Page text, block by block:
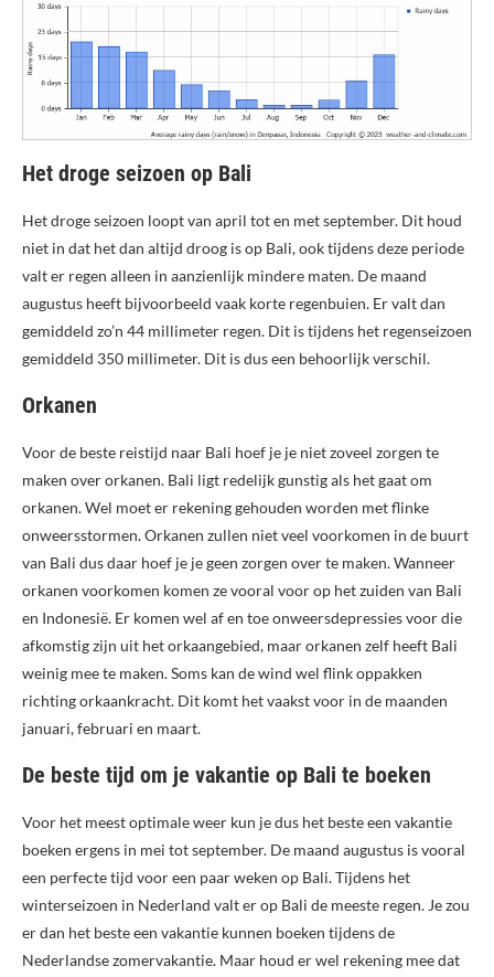
Het droge seizoen op Bali
Het droge seizoen loopt van april tot en met september. Dit houd
niet in dat het dan altijd droog is op Bali, ook tijdens deze periode
valt er regen alleen in aanzienlijk mindere maten. De maand
augustus heeft bijvoorbeeld vaak korte regenbuien. Er valt dan
gemiddeld zo’n 44 millimeter regen. Dit is tijdens het regenseizoen
gemiddeld 350 millimeter. Dit is dus een behoorlijk verschil.
Orkanen
Voor de beste reistijd naar Bali hoef je je niet zoveel zorgen te
maken over orkanen. Bali ligt redelijk gunstig als het gaat om
orkanen. Wel moet er rekening gehouden worden met flinke
onweersstormen. Orkanen zullen niet veel voorkomen in de buurt
van Bali dus daar hoef je je geen zorgen over te maken. Wanneer
orkanen voorkomen komen ze vooral voor op het zuiden van Bali
en Indonesië. Er komen wel af en toe onweersdepressies voor die
afkomstig zijn uit het orkaangebied, maar orkanen zelf heeft Bali
weinig mee te maken. Soms kan de wind wel flink oppakken
richting orkaankracht. Dit komt het vaakst voor in de maanden
januari, februari en maart.
De beste tijd om je vakantie op Bali te boeken
Voor het meest optimale weer kun je dus het beste een vakantie
boeken ergens in mei tot september. De maand augustus is vooral
een perfecte tijd voor een paar weken op Bali. Tijdens het
winterseizoen in Nederland valt er op Bali de meeste regen. Je zou
er dan het beste een vakantie kunnen boeken tijdens de
Nederlandse zomervakantie. Maar houd er wel rekening mee dat